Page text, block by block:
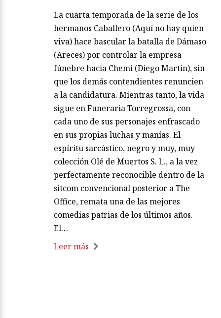
La cuarta temporada de la serie de los
hermanos Caballero (Aquí no hay quien
viva) hace bascular la batalla de Dámaso
(Areces) por controlar la empresa
fúnebre hacia Chemi (Diego Martín), sin
que los demás contendientes renuncien
a la candidatura. Mientras tanto, la vida
sigue en Funeraria Torregrossa, con
cada uno de sus personajes enfrascado
en sus propias luchas y manías. El
espíritu sarcástico, negro y muy, muy
colección Olé de Muertos S. L., a la vez
perfectamente reconocible dentro de la
sitcom convencional posterior a The
Office, remata una de las mejores
comedias patrias de los últimos años.
El…
Leer más